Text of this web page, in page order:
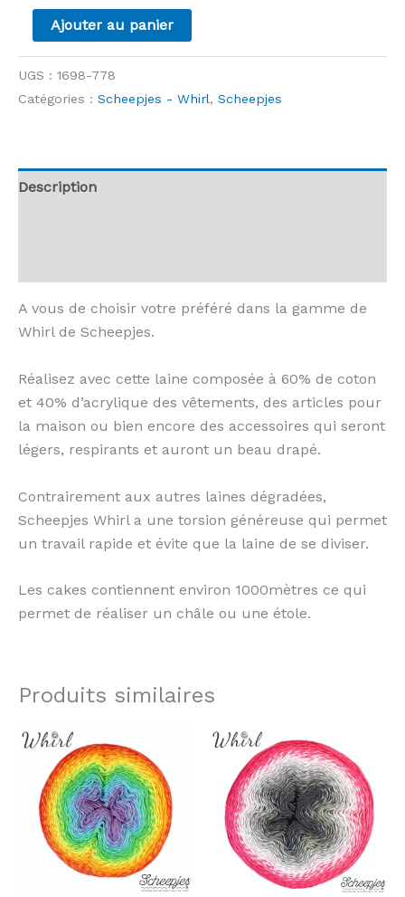
quantité
de
Delight
Ajouter au panier
UGS : 1698-778
Catégories : Scheepjes - Whirl, Scheepjes
Description
A vous de choisir votre préféré dans la gamme de
Whirl de Scheepjes.
Réalisez avec cette laine composée à 60% de coton
et 40% d’acrylique des vêtements, des articles pour
la maison ou bien encore des accessoires qui seront
légers, respirants et auront un beau drapé.
Contrairement aux autres laines dégradées,
Scheepjes Whirl a une torsion généreuse qui permet
un travail rapide et évite que la laine de se diviser.
Les cakes contiennent environ 1000mètres ce qui
permet de réaliser un châle ou une étole.
Produits similaires